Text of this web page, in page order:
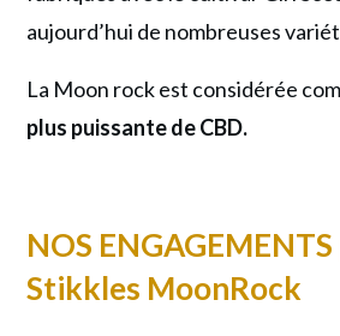
aujourd’hui de nombreuses
La Moon rock est considérée
plus puissante de CBD.
NOS
Stikkles MoonRock